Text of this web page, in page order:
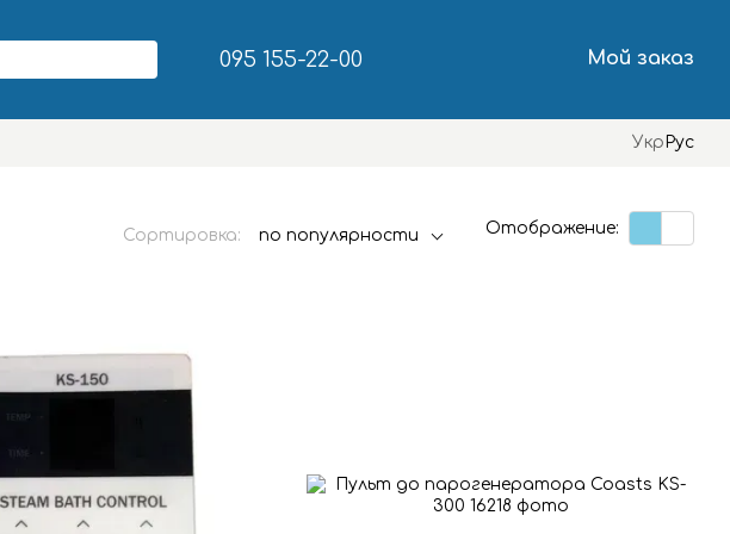
095 155-22-00 Мой заказ
Укр Рус
Сортировка: по популярности Отображение: